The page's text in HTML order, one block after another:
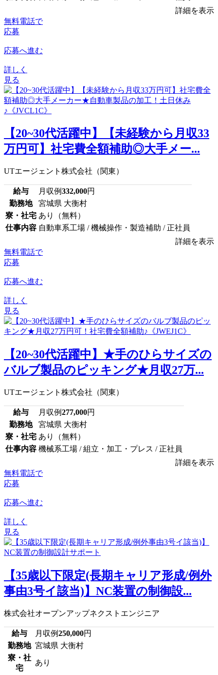
詳細を表示
無料電話で
応募
応募へ進む
詳しく
見る
【20~30代活躍中】【未経験から月収33
万円可】社宅費全額補助◎大手メー...
UTエージェント株式会社（関東）
給与 月収例332,000円
勤務地
宮城県 大衡村
寮・社宅 あり（無料）
仕事内容 自動車系工場 / 機械操作・製造補助 / 正社員
詳細を表示
無料電話で
応募
応募へ進む
詳しく
見る
【20~30代活躍中】★手のひらサイズの
バルブ製品のピッキング★月収27万...
UTエージェント株式会社（関東）
給与 月収例277,000円
勤務地
宮城県 大衡村
寮・社宅 あり（無料）
仕事内容 機械系工場 / 組立・加工・プレス / 正社員
詳細を表示
無料電話で
応募
応募へ進む
詳しく
見る
【35歳以下限定(長期キャリア形成/例外
事由3号イ該当)】NC装置の制御設...
株式会社オープンアップネクストエンジニア
給与 月収例250,000円
勤務地 宮城県 大衡村
寮・社
宅
あり